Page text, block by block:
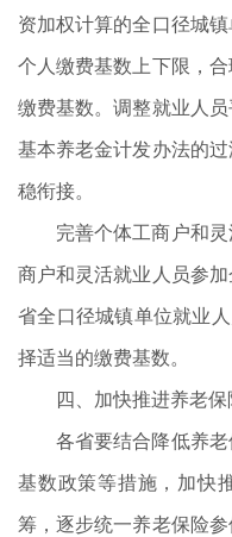
资加权计算的全口径城
个人缴费基数上下限，
缴费基数。调整就业人
基本养老金计发办法的
稳衔接。
完善个体工商户和
商户和灵活就业人员参
省全口径城镇单位就业
择适当的缴费基数。
四、加快推进养老
各省要结合降低养
基数政策等措施，加快
筹，逐步统一养老保险